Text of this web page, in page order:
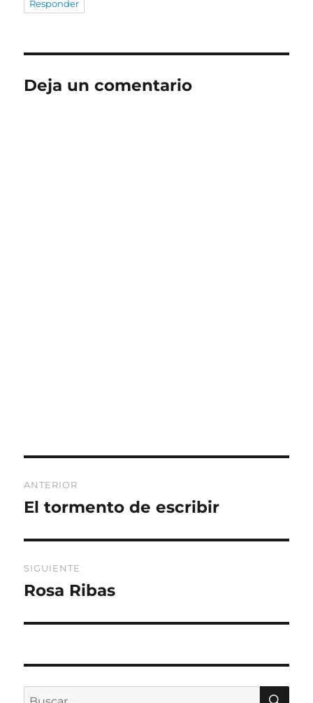
Responder
Deja un comentario
de
ANTERIOR
Entrada
El tormento de escribir
SIGUIENTE
Entrada
Rosa Ribas
Buscar